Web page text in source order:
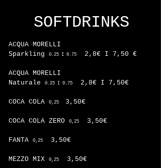
SOFTDRINKS
ACQUA MORELLI
Sparkling
0.25 I 0.75 2,8€ I 7,50 €
ACQUA MORELLI
Naturale
0.25 I 0.75 2,8€ I 7,50€
COCA COLA 0,25 3,50€
COCA COLA ZERO 0,25 3,50€
FANTA 0,25 3,50€
MEZZO MIX 0,25 3,50€